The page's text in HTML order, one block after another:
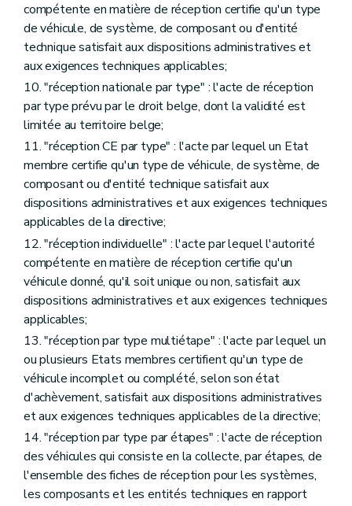
compétente en matière de réception certifie qu'un type
de véhicule, de système, de composant ou d'entité
technique satisfait aux dispositions administratives et
aux exigences techniques applicables;
10. "réception nationale par type" : l'acte de réception
par type prévu par le droit belge, dont la validité est
limitée au territoire belge;
11. "réception CE par type" : l'acte par lequel un Etat
membre certifie qu'un type de véhicule, de système, de
composant ou d'entité technique satisfait aux
dispositions administratives et aux exigences techniques
applicables de la directive;
12. "réception individuelle" : l'acte par lequel l'autorité
compétente en matière de réception certifie qu'un
véhicule donné, qu'il soit unique ou non, satisfait aux
dispositions administratives et aux exigences techniques
applicables;
13. "réception par type multiétape" : l'acte par lequel un
ou plusieurs Etats membres certifient qu'un type de
véhicule incomplet ou complété, selon son état
d'achèvement, satisfait aux dispositions administratives
et aux exigences techniques applicables de la directive;
14. "réception par type par étapes" : l'acte de réception
des véhicules qui consiste en la collecte, par étapes, de
l'ensemble des fiches de réception pour les systèmes,
les composants et les entités techniques en rapport